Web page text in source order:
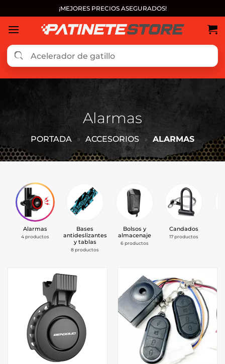
al
contenido
¡MEJORES PRECIOS ASEGURADOS!
Alarmas
PORTADA » ACCESORIOS » ALARMAS
Alarmas
4 productos
Bases
antideslizantes
y tablas
8 productos
Bolsos y
almacenaje
6 productos
Candados
17 productos